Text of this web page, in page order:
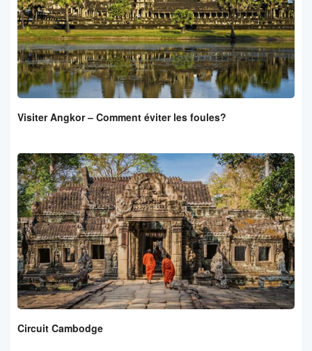
Visiter Angkor – Comment éviter les foules?
Circuit Cambodge